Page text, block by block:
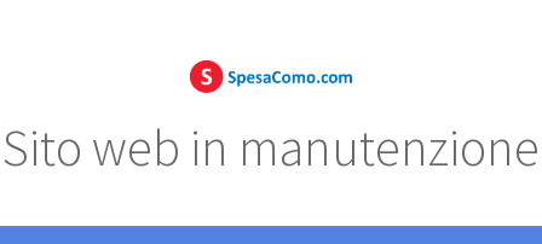
Sito web in manutenzione